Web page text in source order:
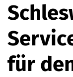
für